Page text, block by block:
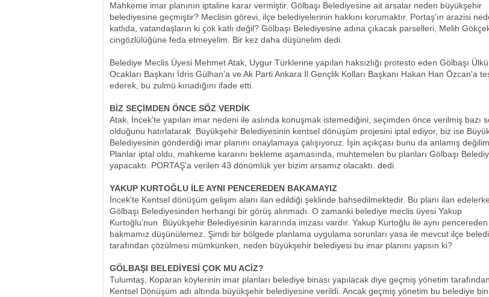
Mahkeme imar planının iptaline karar vermiştir. Gölbaşı Belediyesine ait arsalar neden büyükşehir
belediyesine geçmiştir? Meclisin görevi, ilçe belediyelerinin hakkını korumaktır. Portaş'ın arazisi
katlıda, vatandaşların ki çok katlı değil? Gölbaşı Belediyesine adına çıkacak parselleri, Melih
cingözlülüğüne feda etmeyelim. Bir kez daha düşünelim dedi.
Belediye Meclis Üyesi Mehmet Atak, Uygur Türklerine yapılan haksızlığı protesto eden Gölbaşı Ülkü
Ocakları Başkanı İdris Gülhan'a ve Ak Parti Ankara İl Gençlik Kolları Başkanı Hakan Han Özcan'a
ederek, bu zulmü kınadığını ifade etti.
BİZ SEÇİMDEN ÖNCE SÖZ VERDİK
Atak, İncek'te yapılan imar nedeni ile aslında konuşmak istemediğini, seçimden önce verilmiş bazı
olduğunu hatırlatarak  Büyükşehir Belediyesinin kentsel dönüşüm projesini iptal ediyor, biz ise
Belediyesinin gönderdiği imar planını onaylamaya çalışıyoruz. İşin açıkçası bunu da anlamış değilim.
Planlar iptal oldu, mahkeme kararını bekleme aşamasında, muhtemelen bu planları Gölbaşı
yapacaktı. PORTAŞ'a verilen 43 dönümlük yer bizim arsamız olacaktı. dedi.
YAKUP KURTOĞLU İLE AYNI PENCEREDEN BAKAMAYIZ
İncek'te Kentsel dönüşüm gelişim alanı ilan edildiği şeklinde bahsedilmektedir. Bu planı ilan
Gölbaşı Belediyesinden herhangi bir görüş alınmadı. O zamanki belediye meclis üyesi Yakup
Kurtoğlu'nun
Büyükşehir Belediyesinin kararında imzası vardır. Yakup Kurtoğlu ile aynı pencereden
bakmamız düşünülemez. Şimdi bir bölgede planlama uygulama sorunları yasa ile mevcut ilçe
tarafından çözülmesi mümkünken, neden büyükşehir belediyesi bu imar planını yapsın ki?
GÖLBAŞI BELEDİYESİ ÇOK MU ACİZ?
Tulumtaş, Koparan köylerinin imar planları belediye binası yapılacak diye geçmiş yönetim tarafından
Kentsel Dönüşüm adı altında büyükşehir belediyesine verildi. Ancak geçmiş yönetim bu belediye